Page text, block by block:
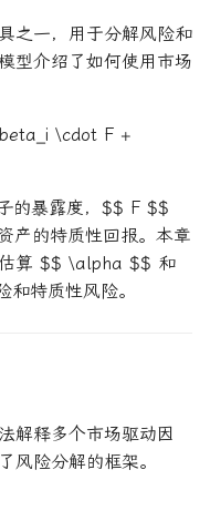
之一，用于分解风险和
型介绍了如何使用市场
\cdot F +
的暴露度，$$ F $$
产的特质性回报。本章
估算 $$ \alpha $$ 和
特质性风险。
解释多个市场驱动因
风险分解的框架。